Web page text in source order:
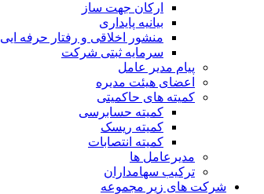
ارکان جهت ساز
بیانیه پایداری
منشور اخلاقی و رفتار حرفه ایی
سرمایه ثبتی شرکت
پیام مدیر عامل
اعضای هیئت مدیره
کمیته های حاکمیتی
کمیته حسابرسی
کمیته ریسک
کمیته انتصابات
مدیرعامل ها
ترکیب سهامداران
شرکت های زیر مجموعه